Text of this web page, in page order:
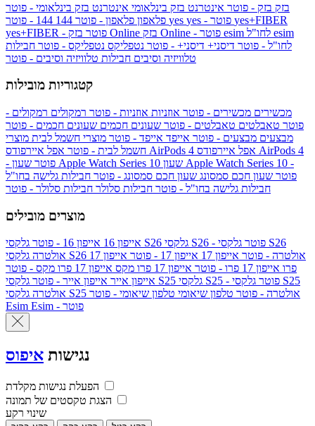
בזק בזק - פוטר אינטרנט בזק בינלאומי אינטרנט בזק בינלאומי - פוטר
פלאפון פלאפון - פוטר 144 yes
yes+FIBER
yes+FIBER - פוטר בזק Online
esim
לחו"ל - פוטר דיסני+ דיסני+ - פוטר נטפליקס נטפליקס - פוטר חבילות
טלוויזיה וסיבים חבילות טלוויזיה וסיבים - פוטר
קטגוריות מובילות
מכשירים מכשירים - פוטר אוזניות אוזניות - פוטר רמקולים רמקולים -
פוטר טאבלטים טאבלטים - פוטר שעונים חכמים שעונים חכמים - פוטר
מבצעים מבצעים - פוטר אייפד אייפד - פוטר מוצרי חשמל לבית מוצרי
חשמל לבית - פוטר אפל איירפודס AirPods 4 אפל איירפודס AirPods 4
- פוטר שעון Apple Watch Series 10 שעון Apple Watch Series 10 -
פוטר שעון חכם סמסונג שעון חכם סמסונג - פוטר חבילות גלישה בחו"ל
חבילות גלישה בחו"ל - פוטר חבילות סלולר חבילות סלולר - פוטר
מוצרים מובילים
אייפון 16 אייפון 16 - פוטר גלקסי S26 גלקסי S26 - פוטר גלקסי S26
אולטרה
גלקסי S26 אולטרה - פוטר אייפון 17 אייפון 17 - פוטר
אייפון 17
פרו אייפון 17 פרו - פוטר אייפון 17 פרו מקס
אייפון 17 פרו מקס - פוטר
אייפון אייר אייפון אייר - פוטר גלקסי S25 גלקסי S25 - פוטר גלקסי S25
אולטרה
גלקסי S25 אולטרה - פוטר טלפון שיאומי טלפון שיאומי - פוטר
Esim
Esim - פוטר
נגישות איפוס
הפעלת נגישות מקלדת
הצגת טקסטים של תמונה
שינוי רקע